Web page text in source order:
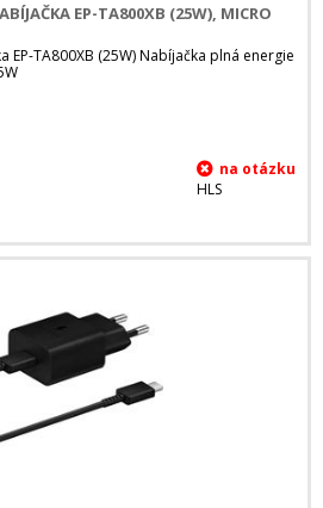
EP-TA800XB (25W), MICRO
EP-TA800XB (25W) Nabíjačka plná energie
HLS